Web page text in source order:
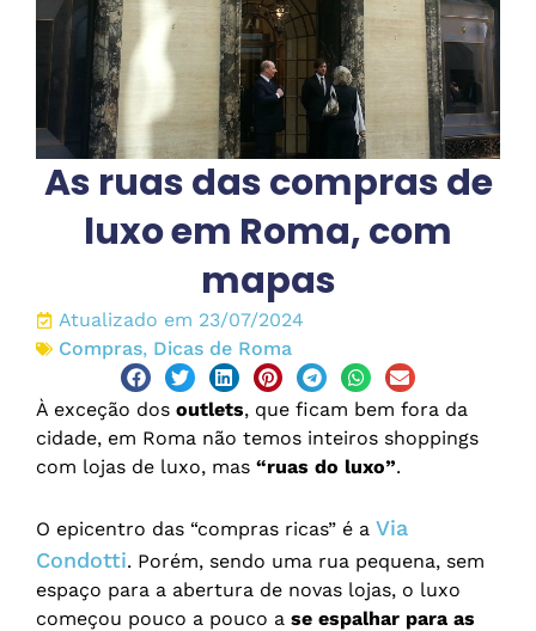
As ruas das compras de
luxo em Roma, com
mapas
Atualizado em 23/07/2024
Compras, Dicas de Roma
À exceção dos outlets, que ficam bem fora da
cidade, em Roma não temos inteiros shoppings
com lojas de luxo, mas “ruas do luxo”.
O epicentro das “compras ricas” é a Via
Condotti. Porém, sendo uma rua pequena, sem
espaço para a abertura de novas lojas, o luxo
começou pouco a pouco a se espalhar para as